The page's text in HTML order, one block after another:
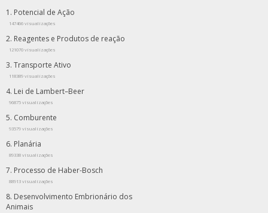
Potencial de Ação
147466 visualizações
Reagentes e Produtos de reação
121070 visualizações
Transporte Ativo
118389 visualizações
Lei de Lambert–Beer
96875 visualizações
Comburente
93579 visualizações
Planária
89338 visualizações
Processo de Haber-Bosch
88913 visualizações
Desenvolvimento Embrionário dos
Animais